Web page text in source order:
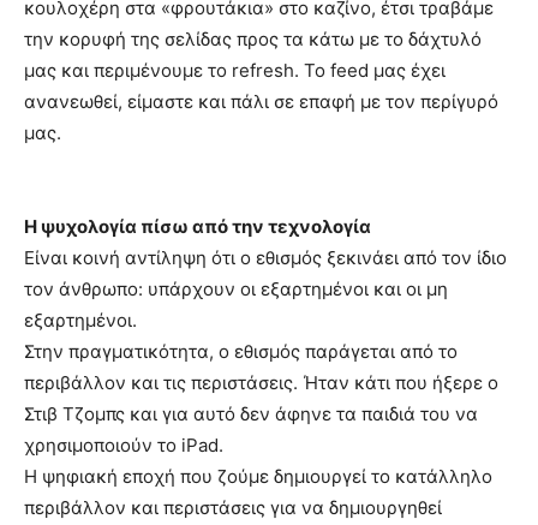
κουλοχέρη στα «φρουτάκια» στο καζίνο, έτσι τραβάμε
την κορυφή της σελίδας προς τα κάτω με το δάχτυλό
μας και περιμένουμε το refresh. Το feed μας έχει
ανανεωθεί, είμαστε και πάλι σε επαφή με τον περίγυρό
μας.
Η ψυχολογία πίσω από την τεχνολογία
Είναι κοινή αντίληψη ότι ο εθισμός ξεκινάει από τον ίδιο
τον άνθρωπο: υπάρχουν οι εξαρτημένοι και οι μη
εξαρτημένοι.
Στην πραγματικότητα, ο εθισμός παράγεται από το
περιβάλλον και τις περιστάσεις. Ήταν κάτι που ήξερε ο
Στιβ Τζομπς και για αυτό δεν άφηνε τα παιδιά του να
χρησιμοποιούν το iPad.
Η ψηφιακή εποχή που ζούμε δημιουργεί το κατάλληλο
περιβάλλον και περιστάσεις για να δημιουργηθεί